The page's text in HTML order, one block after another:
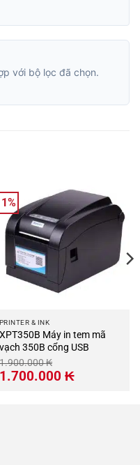
với bộ lọc đã chọn.
PRINTER & INK
XPT350B Máy in tem mã
vạch 350B cổng USB
₭
Giá
gốc
1.700.000 ₭Giá
hiện